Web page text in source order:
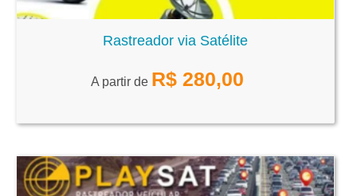
Rastreador via Satélite
A partir de R$ 280,00